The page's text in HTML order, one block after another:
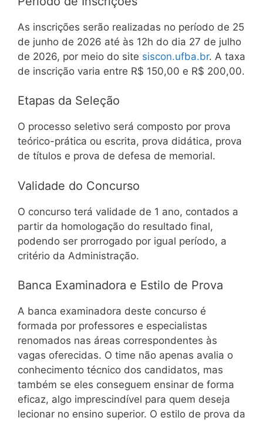
As inscrições serão realizadas no período de 25
de junho de 2026 até às 12h do dia 27 de julho
de 2026, por meio do site siscon.ufba.br. A taxa
de inscrição varia entre R$ 150,00 e R$ 200,00.
Etapas da Seleção
O processo seletivo será composto por prova
teórico-prática ou escrita, prova didática, prova
de títulos e prova de defesa de memorial.
Validade do Concurso
O concurso terá validade de 1 ano, contados a
partir da homologação do resultado final,
podendo ser prorrogado por igual período, a
critério da Administração.
Banca Examinadora e Estilo de Prova
A banca examinadora deste concurso é
formada por professores e especialistas
renomados nas áreas correspondentes às
vagas oferecidas. O time não apenas avalia o
conhecimento técnico dos candidatos, mas
também se eles conseguem ensinar de forma
eficaz, algo imprescindível para quem deseja
lecionar no ensino superior. O estilo de prova da